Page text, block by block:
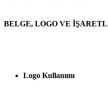
BELGE, LOGO VE
Logo Kullanımı